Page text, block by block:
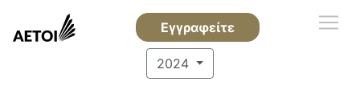
Εγγραφείτε
2024